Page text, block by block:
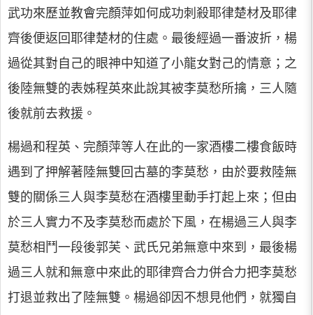
武功來歷並教會完顏萍如何成功刺殺耶律楚材及耶律
齊後便返回耶律楚材的住處。最後經過一番波折，楊
過從其對自己的眼神中知道了小龍女對己的情意；之
後陸無雙的表姊程英來此說其被李莫愁所擒，三人隨
後就前去救援。
楊過和程英、完顏萍等人在此的一家酒樓二樓食飯時
遇到了押解著陸無雙回古墓的李莫愁，由於要救陸無
雙的關係三人與李莫愁在酒樓里動手打起上來；但由
於三人實力不及李莫愁而處於下風，在楊過三人與李
莫愁相鬥一段後郭芙、武氏兄弟無意中來到，最後楊
過三人就和無意中來此的耶律齊合力併合力把李莫愁
打退並救出了陸無雙。楊過卻因不想見他們，就獨自